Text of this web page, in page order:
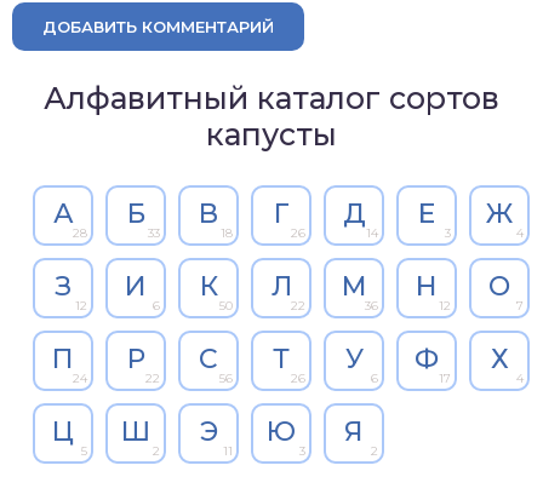
ДОБАВИТЬ КОММЕНТАРИЙ
Алфавитный каталог сортов
капусты
А
28
Б
33
В
18
Г
26
Д
14
Е
3
Ж
4
З
12
И
6
К
50
Л
22
М
36
Н
12
О
7
П
24
Р
22
С
56
Т
26
У
6
Ф
17
Х
4
Ц
5
Ш
2
Э
11
Ю
3
Я
2